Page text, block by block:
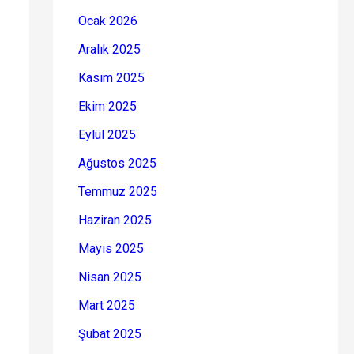
Ocak 2026
Aralık 2025
Kasım 2025
Ekim 2025
Eylül 2025
Ağustos 2025
Temmuz 2025
Haziran 2025
Mayıs 2025
Nisan 2025
Mart 2025
Şubat 2025